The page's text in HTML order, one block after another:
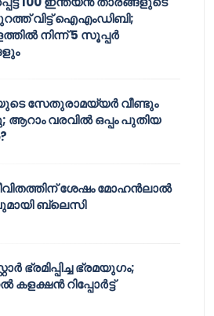
വിട്ട് ഐഎംഡിബി;
നിന്ന് 5 സൂപ്പർ
സേതുരാമയ്യർ വീണ്ടും
വരവിൽ ഒപ്പം പുതിയ
ശേഷം മോഹൻലാൽ
ബ്ലെസി
ഭ്രമിപ്പിച്ച ഭ്രമയുഗം;
റിപ്പോർട്ട്